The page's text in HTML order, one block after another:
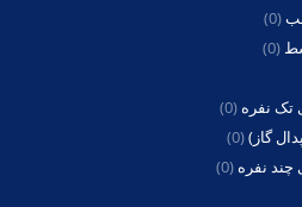
(0)
(0)
تک نفره (0)
گاز)(0)
نفره (0)